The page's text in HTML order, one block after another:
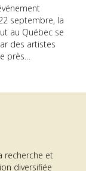
septembre, la
au Québec se
des artistes
près…
recherche et
diversifiée